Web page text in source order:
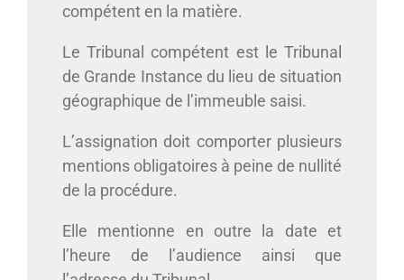
compétent en la matière.
Le Tribunal compétent est le Tribunal
de Grande Instance du lieu de situation
géographique de l’immeuble saisi.
L’assignation doit comporter plusieurs
mentions obligatoires à peine de nullité
de la procédure.
Elle mentionne en outre la date et
l’heure de l’audience ainsi que